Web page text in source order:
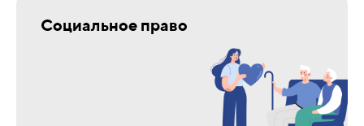
Социальное право